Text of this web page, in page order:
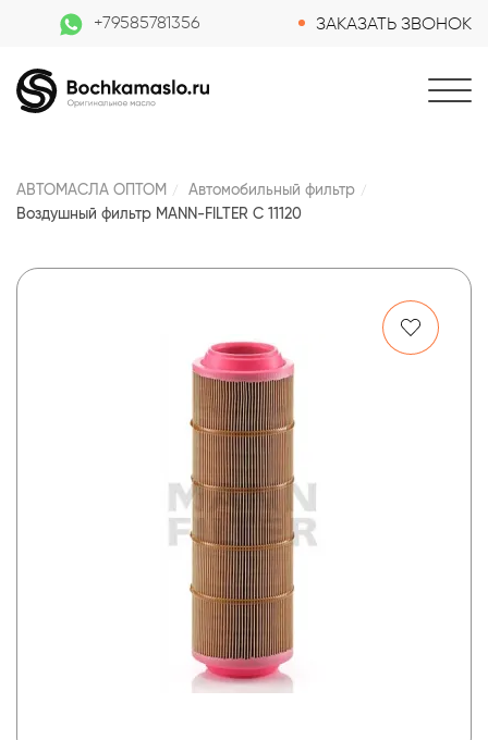
+79585781356 ЗАКАЗАТЬ ЗВОНОК
АВТОМАСЛА ОПТОМ
Автомобильный фильтр
Воздушный фильтр MANN-FILTER C 11120